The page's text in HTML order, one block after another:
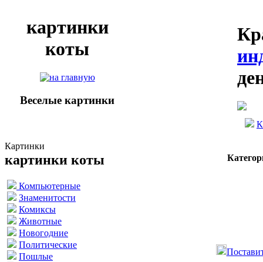
картинки
коты
Веселые картинки
Картинки
картинки коты
Компьютерные
Знаменитости
Комиксы
Животные
Новогодние
Политические
Пошлые